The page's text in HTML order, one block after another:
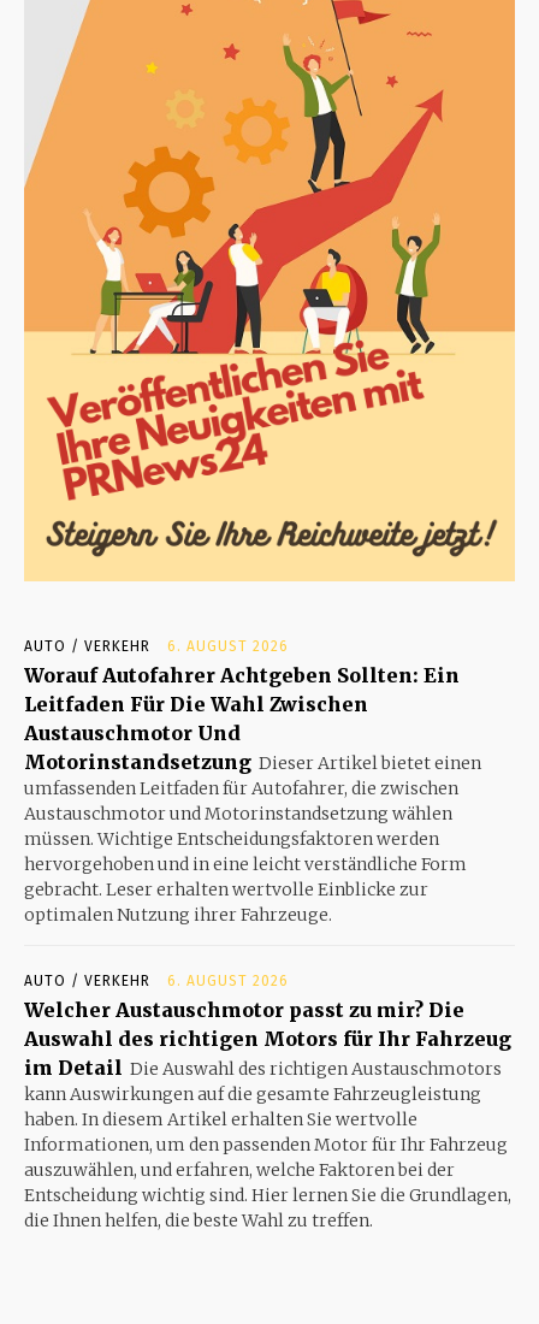
AUTO / VERKEHR 6. AUGUST 2026
Worauf Autofahrer Achtgeben Sollten: Ein
Leitfaden Für Die Wahl Zwischen
Austauschmotor Und
Motorinstandsetzung Dieser Artikel bietet einen
umfassenden Leitfaden für Autofahrer, die zwischen
Austauschmotor und Motorinstandsetzung wählen
müssen. Wichtige Entscheidungsfaktoren werden
hervorgehoben und in eine leicht verständliche Form
gebracht. Leser erhalten wertvolle Einblicke zur
optimalen Nutzung ihrer Fahrzeuge.
AUTO / VERKEHR 6. AUGUST 2026
Welcher Austauschmotor passt zu mir? Die
Auswahl des richtigen Motors für Ihr Fahrzeug
im Detail Die Auswahl des richtigen Austauschmotors
kann Auswirkungen auf die gesamte Fahrzeugleistung
haben. In diesem Artikel erhalten Sie wertvolle
Informationen, um den passenden Motor für Ihr Fahrzeug
auszuwählen, und erfahren, welche Faktoren bei der
Entscheidung wichtig sind. Hier lernen Sie die Grundlagen,
die Ihnen helfen, die beste Wahl zu treffen.